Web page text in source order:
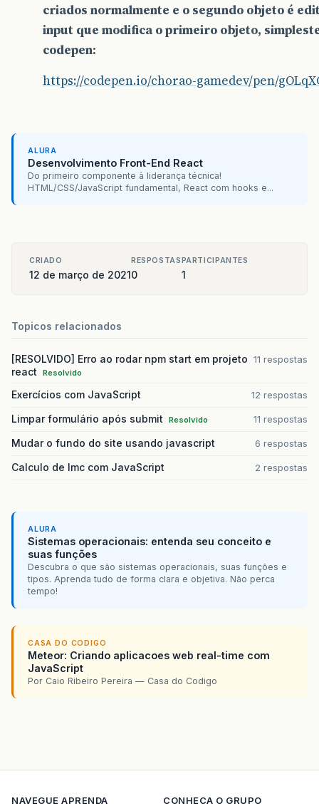
criados normalmente e o segundo objeto é
input que modifica o primeiro objeto,
codepen:
https://codepen.io/chorao-gamedev/pen/
ALURA
Desenvolvimento Front-End React
Do primeiro componente à liderança técnica!
HTML/CSS/JavaScript fundamental, React com hooks e...
CRIADO
12 de março de 2021
RESPOSTAS
0
PARTICIPANTES
1
Topicos relacionados
[RESOLVIDO] Erro ao rodar npm start em projeto
react
Resolvido
11 respostas
Exercícios com JavaScript 12 respostas
Limpar formulário após submit Resolvido 11 respostas
Mudar o fundo do site usando javascript 6 respostas
Calculo de Imc com JavaScript 2 respostas
ALURA
Sistemas operacionais: entenda seu conceito e
suas funções
Descubra o que são sistemas operacionais, suas funções e
tipos. Aprenda tudo de forma clara e objetiva. Não perca
tempo!
CASA DO CODIGO
Meteor: Criando aplicacoes web real-time com
JavaScript
Por Caio Ribeiro Pereira — Casa do Codigo
NAVEGUE APRENDA
CONHECA O GRUPO